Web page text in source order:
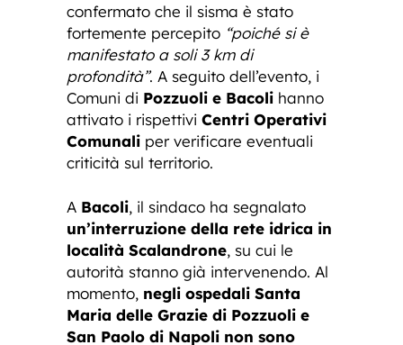
confermato che il sisma è stato
fortemente percepito “poiché si è
manifestato a soli 3 km di
profondità”. A seguito dell’evento, i
Comuni di Pozzuoli e Bacoli hanno
attivato i rispettivi Centri Operativi
Comunali per verificare eventuali
criticità sul territorio.
A Bacoli, il sindaco ha segnalato
un’interruzione della rete idrica in
località Scalandrone, su cui le
autorità stanno già intervenendo. Al
momento, negli ospedali Santa
Maria delle Grazie di Pozzuoli e
San Paolo di Napoli non sono